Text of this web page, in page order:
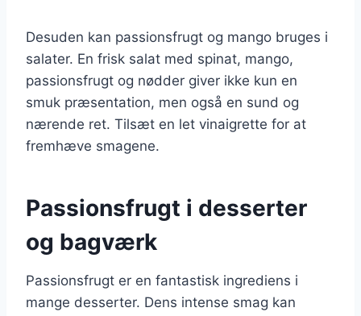
Desuden kan passionsfrugt og mango bruges i
salater. En frisk salat med spinat, mango,
passionsfrugt og nødder giver ikke kun en
smuk præsentation, men også en sund og
nærende ret. Tilsæt en let vinaigrette for at
fremhæve smagene.
Passionsfrugt i desserter
og bagværk
Passionsfrugt er en fantastisk ingrediens i
mange desserter. Dens intense smag kan